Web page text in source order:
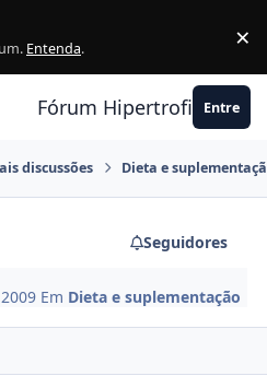
Entenda. ×
Fórum Hipertrofia.org
Entre
discussões Dieta e
Seguidores
Em Dieta e suplementação